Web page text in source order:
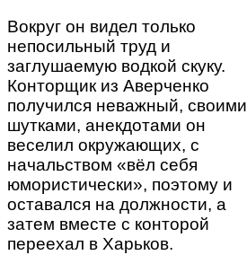
Вокруг он видел только
непосильный труд и
заглушаемую водкой скуку.
Конторщик из Аверченко
получился неважный, своими
шутками, анекдотами он
веселил окружающих, с
начальством «вёл себя
юмористически», поэтому и
оставался на должности, а
затем вместе с конторой
переехал в Харьков.